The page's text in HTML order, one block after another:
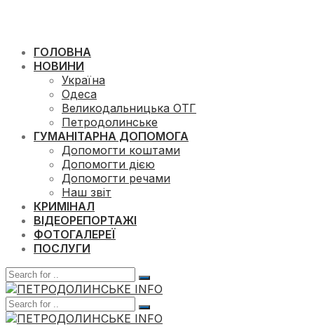
ГОЛОВНА
НОВИНИ
Україна
Одеса
Великодальницька ОТГ
Петродолинське
ГУМАНІТАРНА ДОПОМОГА
Допомогти коштами
Допомогти дією
Допомогти речами
Наш звіт
КРИМІНАЛ
ВІДЕОРЕПОРТАЖІ
ФОТОГАЛЕРЕЇ
ПОСЛУГИ